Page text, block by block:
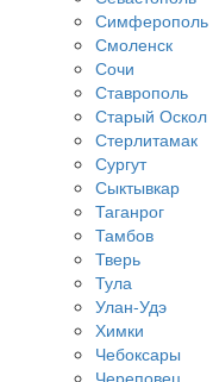
Симферополь
Смоленск
Сочи
Ставрополь
Старый Оскол
Стерлитамак
Сургут
Сыктывкар
Таганрог
Тамбов
Тверь
Тула
Улан-Удэ
Химки
Чебоксары